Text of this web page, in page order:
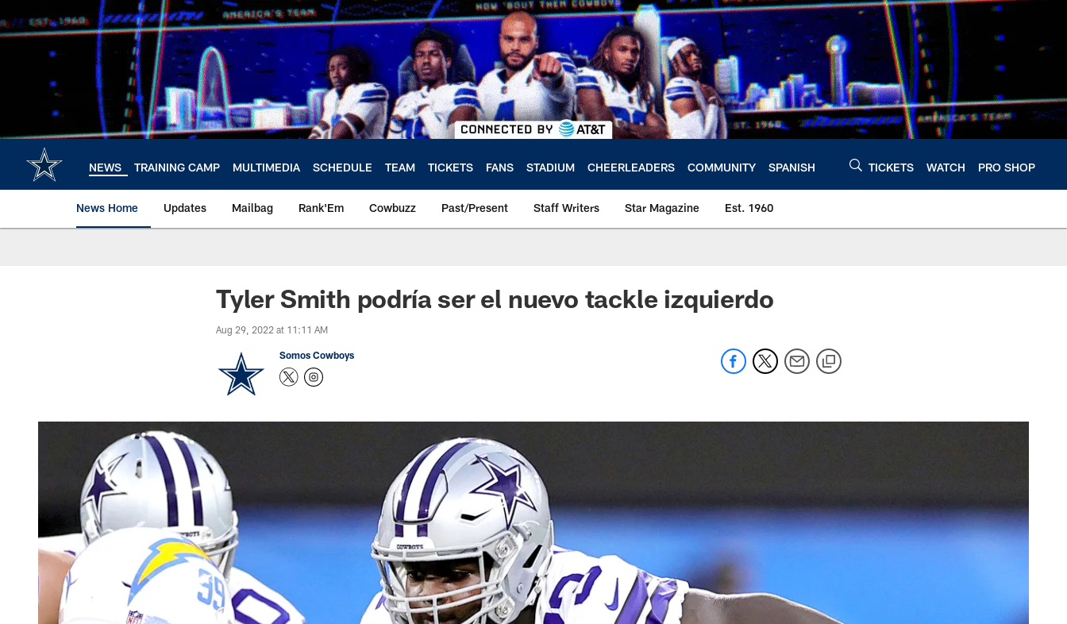
to
main
NEWS TRAINING CAMP MULTIMEDIA SCHEDULE TEAM TICKETS FANS STADIUM CHEERLEADERS COMMUNITY SPANISH TICKETS WATCH PRO SHOP
News Home Updates Mailbag Rank'Em Cowbuzz Past/Present Staff Writers Star Magazine Est. 1960
Tyler Smith podría ser el nuevo tackle izquierdo
Aug 29, 2022 at 11:11 AM
Somos Cowboys